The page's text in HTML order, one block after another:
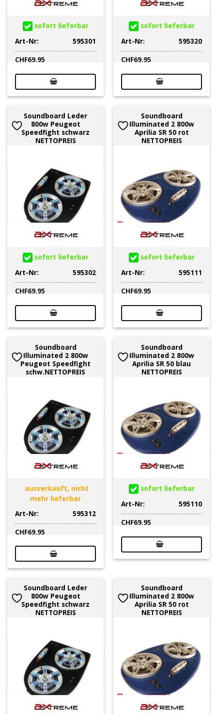
sofort lieferbar
Art-Nr:
595301
CHF69.95
sofort lieferbar
Art-Nr:
595320
CHF69.95
Soundboard Leder
800w Peugeot
Speedfight schwarz
NETTOPREIS
sofort lieferbar
Art-Nr:
595302
CHF69.95
Soundboard
Illuminated 2 800w
Aprilia SR 50 rot
NETTOPREIS
sofort lieferbar
Art-Nr:
595111
CHF69.95
Soundboard
Illuminated 2 800w
Peugeot Speedfight
schw.NETTOPREIS
ausverkauft, nicht
mehr lieferbar
Art-Nr:
595312
CHF69.95
Soundboard
Illuminated 2 800w
Aprilia SR 50 blau
NETTOPREIS
sofort lieferbar
Art-Nr:
595110
CHF69.95
Soundboard Leder
800w Peugeot
Speedfight schwarz
NETTOPREIS
Soundboard
Illuminated 2 800w
Aprilia SR 50 rot
NETTOPREIS